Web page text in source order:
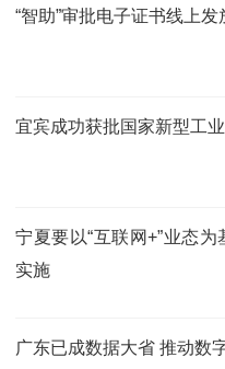
“智助”审批电子证书线上
宜宾成功获批国家新型工
宁夏要以“互联网+”业态
实施
广东已成数据大省 推动数